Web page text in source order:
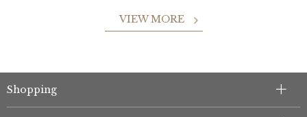
VIEW MORE
Shopping